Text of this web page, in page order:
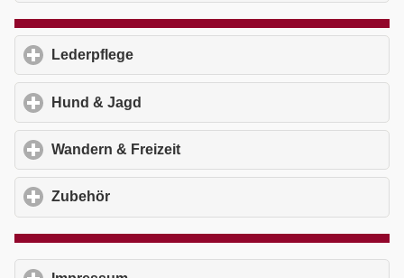
Lederpflege
Hund & Jagd
Wandern & Freizeit
Zubehör